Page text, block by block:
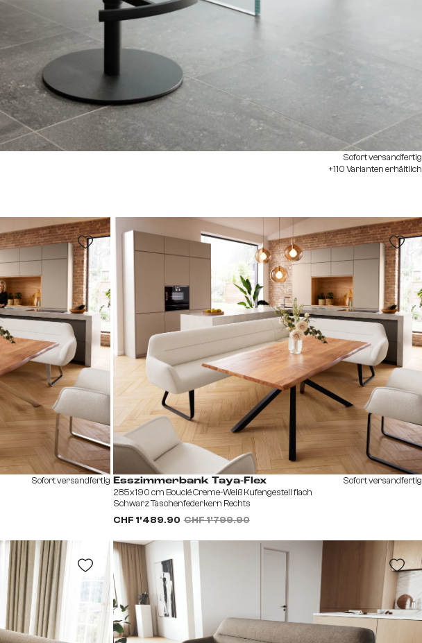
Sofort versandfertig
+110 Varianten erhältlich
Sofort versandfertig Esszimmerbank Taya-Flex
285x190 cm Bouclé Creme-Weiß Kufengestell flach
Schwarz Taschenfederkern Rechts
CHF 1’489.90 CHF 1’799.90
Sofort versandfertig